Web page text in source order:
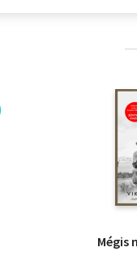
Mégis